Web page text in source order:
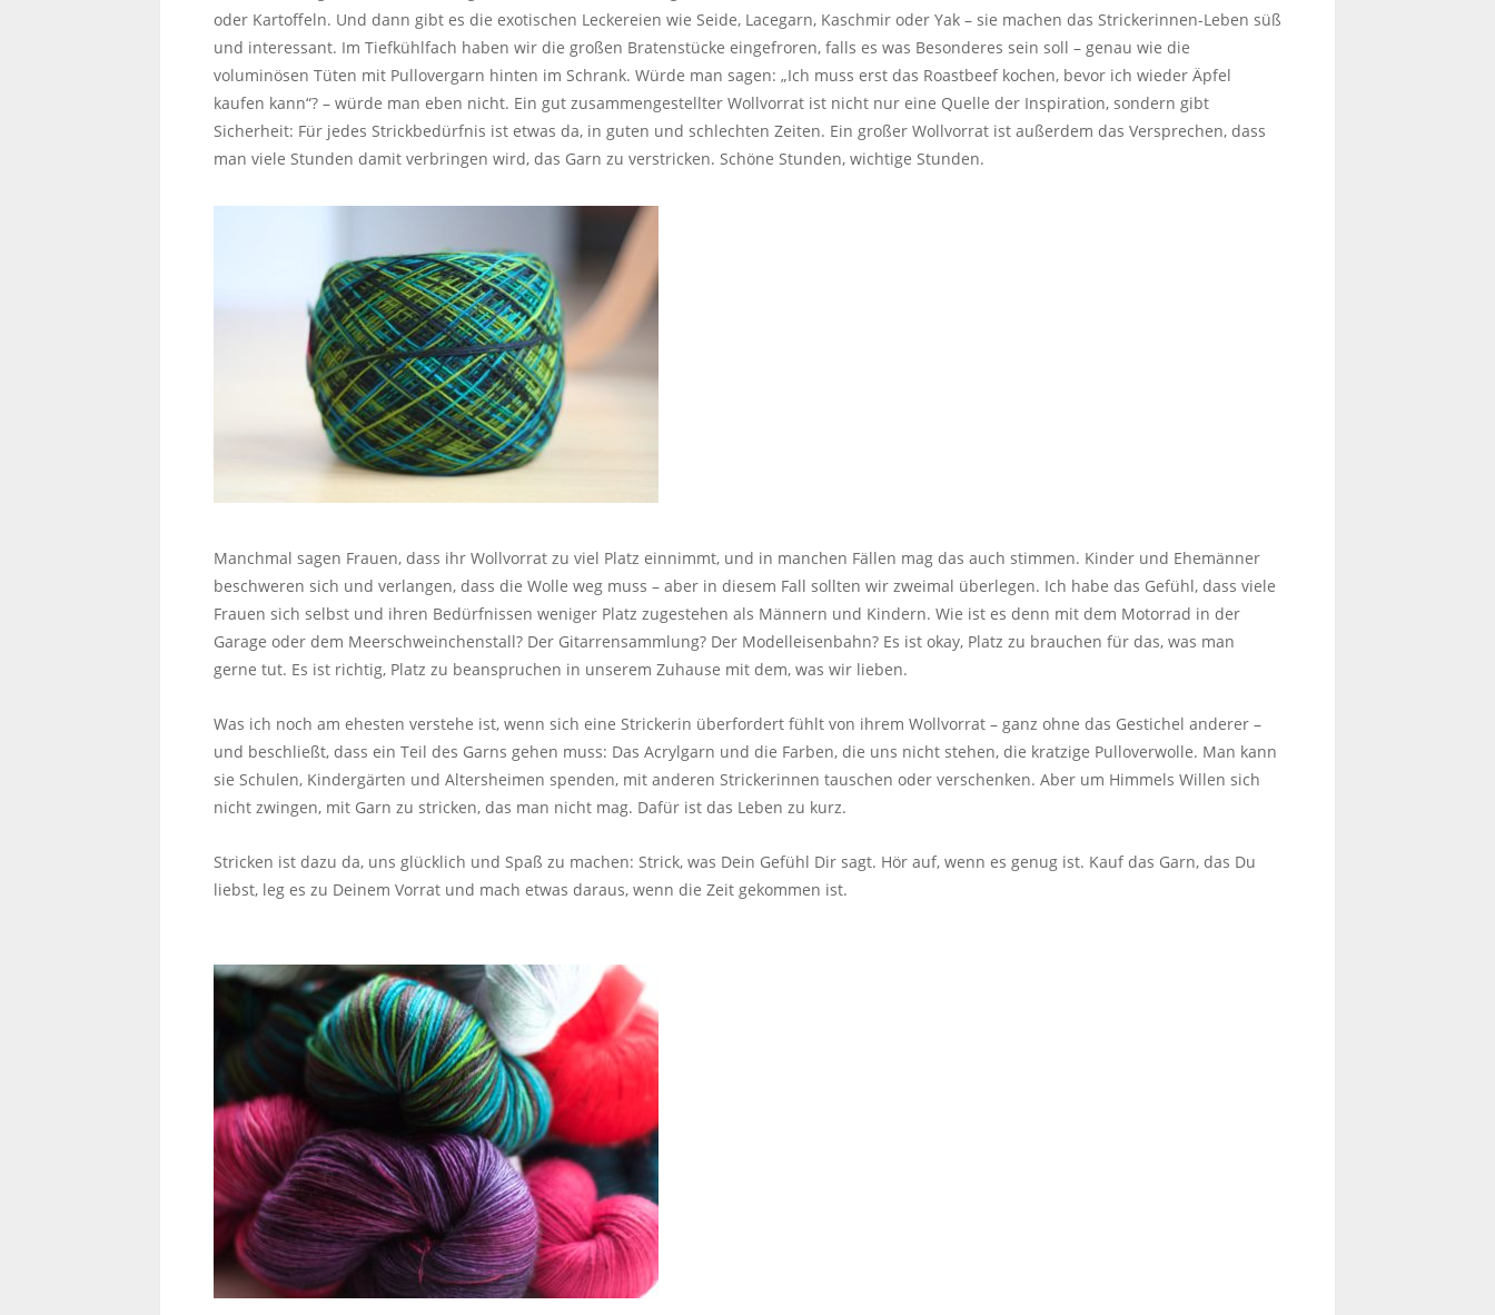
oder Kartoffeln. Und dann gibt es die exotischen Leckereien wie Seide, Lacegarn, Kaschmir oder Yak – sie machen das Strickerinnen-Leben süß
und interessant. Im Tiefkühlfach haben wir die großen Bratenstücke eingefroren, falls es was Besonderes sein soll – genau wie die
voluminösen Tüten mit Pullovergarn hinten im Schrank. Würde man sagen: „Ich muss erst das Roastbeef kochen, bevor ich wieder Äpfel
kaufen kann“? – würde man eben nicht. Ein gut zusammengestellter Wollvorrat ist nicht nur eine Quelle der Inspiration, sondern gibt
Sicherheit: Für jedes Strickbedürfnis ist etwas da, in guten und schlechten Zeiten. Ein großer Wollvorrat ist außerdem das Versprechen, dass
man viele Stunden damit verbringen wird, das Garn zu verstricken. Schöne Stunden, wichtige Stunden.
Manchmal sagen Frauen, dass ihr Wollvorrat zu viel Platz einnimmt, und in manchen Fällen mag das auch stimmen. Kinder und Ehemänner
beschweren sich und verlangen, dass die Wolle weg muss – aber in diesem Fall sollten wir zweimal überlegen. Ich habe das Gefühl, dass viele
Frauen sich selbst und ihren Bedürfnissen weniger Platz zugestehen als Männern und Kindern. Wie ist es denn mit dem Motorrad in der
Garage oder dem Meerschweinchenstall? Der Gitarrensammlung? Der Modelleisenbahn? Es ist okay, Platz zu brauchen für das, was man
gerne tut. Es ist richtig, Platz zu beanspruchen in unserem Zuhause mit dem, was wir lieben.
Was ich noch am ehesten verstehe ist, wenn sich eine Strickerin überfordert fühlt von ihrem Wollvorrat – ganz ohne das Gestichel anderer –
und beschließt, dass ein Teil des Garns gehen muss: Das Acrylgarn und die Farben, die uns nicht stehen, die kratzige Pulloverwolle. Man kann
sie Schulen, Kindergärten und Altersheimen spenden, mit anderen Strickerinnen tauschen oder verschenken. Aber um Himmels Willen sich
nicht zwingen, mit Garn zu stricken, das man nicht mag. Dafür ist das Leben zu kurz.
Stricken ist dazu da, uns glücklich und Spaß zu machen: Strick, was Dein Gefühl Dir sagt. Hör auf, wenn es genug ist. Kauf das Garn, das Du
liebst, leg es zu Deinem Vorrat und mach etwas daraus, wenn die Zeit gekommen ist.